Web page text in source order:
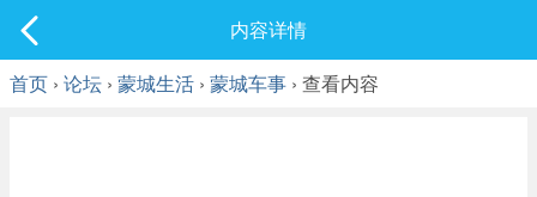
最新发表
内容详情
首页 › 论坛 › 蒙城生活 › 蒙城车事 › 查看内容